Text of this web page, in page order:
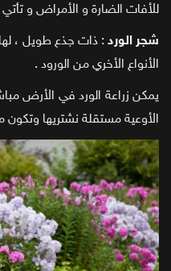
للأفات الضارة و الأمراض و
شجر الورد : ذات جذع طويل ،
الأنواع الأخري من الورود .
يمكن زراعة الورد في الأرض
الأوعية مستقلة نشتريها وتكون